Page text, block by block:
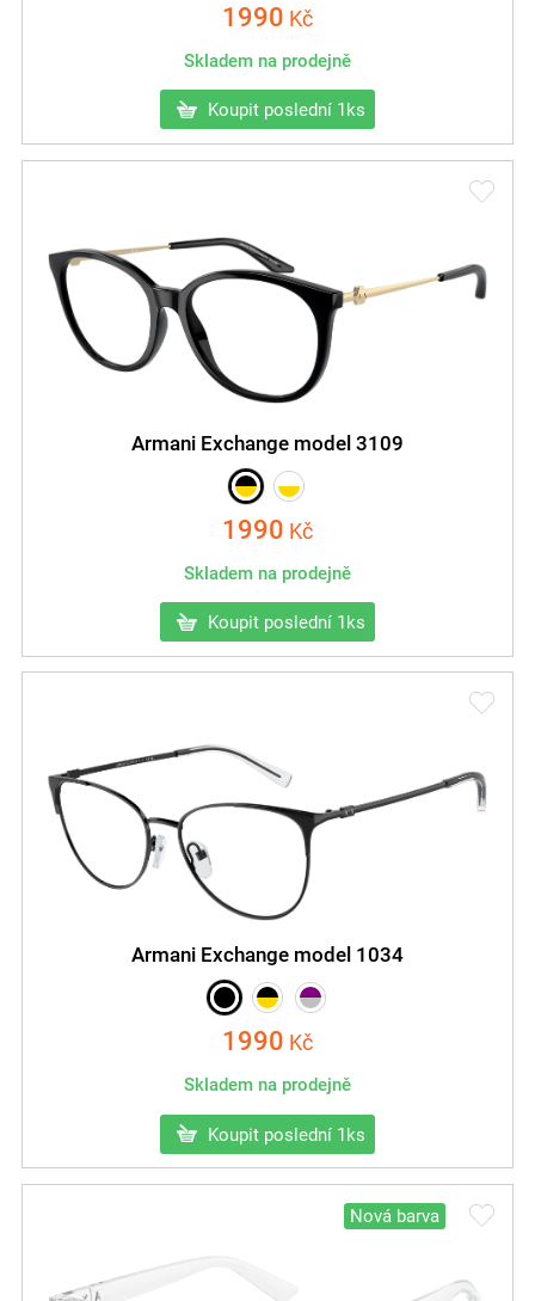
1990 Kč
Skladem na prodejně
Koupit poslední 1ks
Armani Exchange model 3109
1990 Kč
Skladem na prodejně
Koupit poslední 1ks
Armani Exchange model 1034
1990 Kč
Skladem na prodejně
Koupit poslední 1ks
Nová barva